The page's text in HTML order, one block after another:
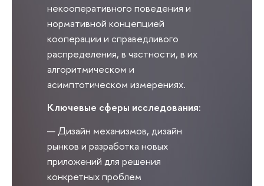
некооперативного поведения и
нормативной концепцией
кооперации и справедливого
распределения, в частности, в их
алгоритмическом и
асимптотическом измерениях.
Ключевые сферы исследования:
Дизайн механизмов, дизайн
рынков и разработка новых
приложений для решения
конкретных проблем